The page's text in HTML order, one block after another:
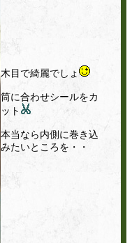
木目で綺麗でしょ
筒に合わせシールをカ
ット
本当なら内側に巻き込
みたいところを・・